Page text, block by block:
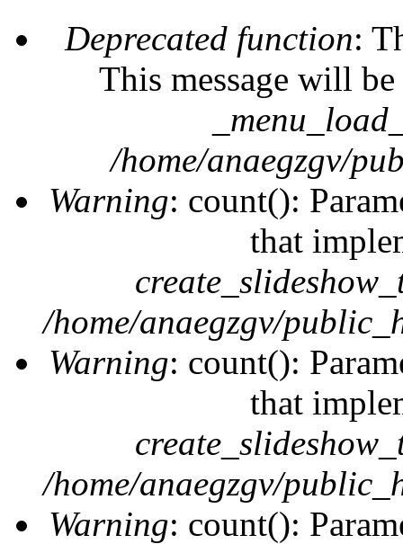
Deprecated function:
This message will
/home/anaegzgv/
Warning: count():
that
/home/anaegzgv/
Warning: count():
that
/home/anaegzgv/
Warning: count():